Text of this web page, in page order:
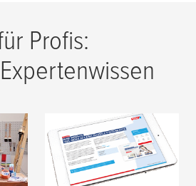
Profis:
Kostenloser
Leitfaden: Online
Kunden gewinnen